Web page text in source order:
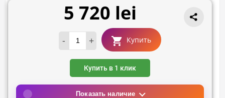
5 720 lei
- + Купить
Купить в 1 клик
Показать наличие